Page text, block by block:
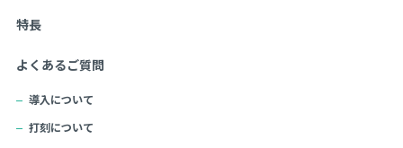
特長
よくあるご質問
導入について
打刻について